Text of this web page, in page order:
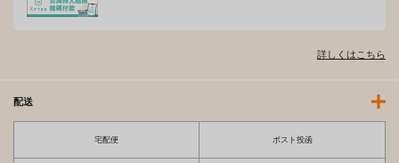
詳しくはこちら
配送
宅配便 ポスト投函